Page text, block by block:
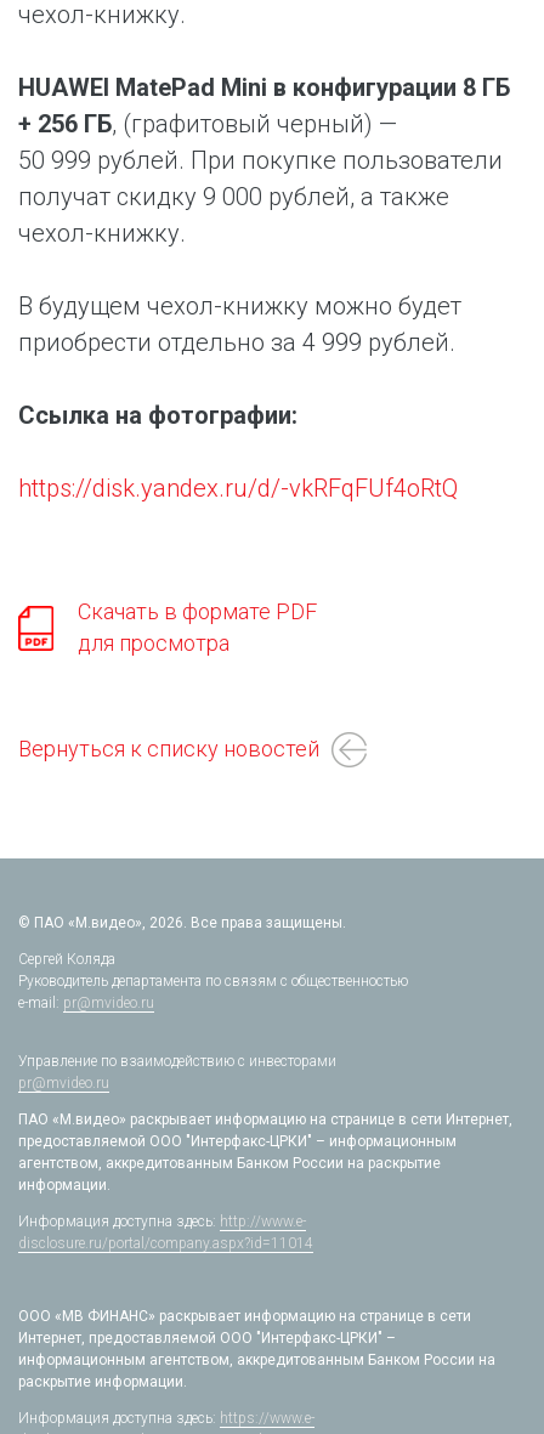
чехол-книжку.
HUAWEI MatePad Mini в конфигурации 8 ГБ
+ 256 ГБ, (графитовый черный) —
50 999 рублей. При покупке пользователи
получат скидку 9 000 рублей, а также
чехол-книжку.
В будущем чехол-книжку можно будет
приобрести отдельно за 4 999 рублей.
Ссылка на фотографии:
https://disk.yandex.ru/d/-vkRFqFUf4oRtQ
Скачать в формате PDF
для просмотра
Вернуться к списку новостей
© ПАО «М.видео», 2026. Все права защищены.
Сергей Коляда
Руководитель департамента по связям с общественностью
e-mail: pr@mvideo.ru
Управление по взаимодействию с инвесторами
pr@mvideo.ru
ПАО «М.видео» раскрывает информацию на странице в сети Интернет,
предоставляемой ООО "Интерфакс-ЦРКИ" – информационным
агентством, аккредитованным Банком России на раскрытие
информации.
Информация доступна здесь: http://www.e-
disclosure.ru/portal/company.aspx?id=11014
ООО «МВ ФИНАНС» раскрывает информацию на странице в сети
Интернет, предоставляемой ООО "Интерфакс-ЦРКИ" –
информационным агентством, аккредитованным Банком России на
раскрытие информации.
Информация доступна здесь: https://www.e-